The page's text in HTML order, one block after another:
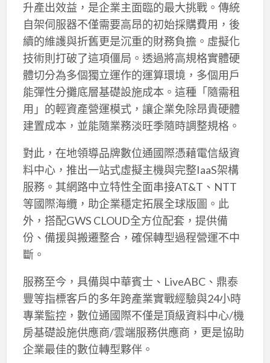
升產出效益，是企業主面臨的最大挑戰。傳統
自架伺服器不僅需要高昂的初始採購費用，後
續的維護與折舊更是沉重的財務負擔。虛擬化
技術則打破了這項僵局。透過將高規格實體硬
體切分為多個獨立運作的運算環境，多個用戶
能彈性分攤底層基礎設施成本。這種「隨需租
用」的輕資產營運模式，讓企業免除昂貴硬體
建置成本，並能隨業務淡旺季隨時調整規格。
對此，在地領導品牌數位通國際憑藉電信級資
料中心，推出一站式虛擬主機與完整IaaS架構
服務。其網路中立特性全面串接AT&T、NTT
等國際海纜，助企業穩定拓展全球版圖。此
外，搭配GWS CLOUD全方位配套，提供備
份、備援與搬遷整合，確保轉型過程營運不中
斷。
服務至今，具備與中華賓士、LiveABC、鼎泰
豐等指標客戶的多年跨產業實戰經驗與24小時
專業監控，數位通國際不僅是頂級資料中心/機
房基礎設施供應商/雲端服務供應商，更是協助
企業最佳的數位轉型夥伴。